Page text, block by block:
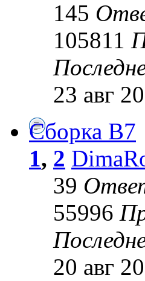
145
105811
23 авг
Сборка B7
1, 2
39
55996
20 авг